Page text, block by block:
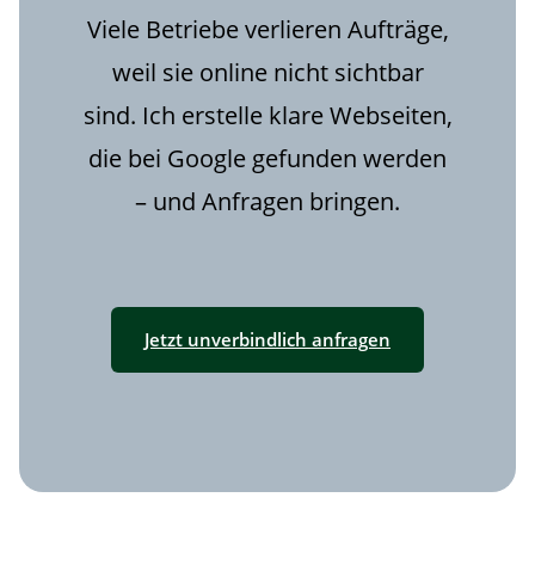
Viele Betriebe verlieren Aufträge,
weil sie online nicht sichtbar
sind. Ich erstelle klare Webseiten,
die bei Google gefunden werden
– und Anfragen bringen.
Jetzt unverbindlich anfragen